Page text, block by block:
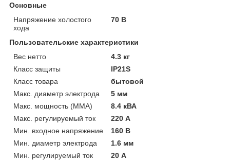
Основные
Напряжение холостого
хода
70 В
Пользовательские характеристики
Вес нетто
4.3 кг
Класс защиты
IP21S
Класс товара
бытовой
Макс. диаметр электрода
5 мм
Макс. мощность (MMA)
8.4 кВА
Макс. регулируемый ток
220 А
Мин. входное напряжение
160 В
Мин. диаметр электрода
1.6 мм
Мин. регулируемый ток
20 А